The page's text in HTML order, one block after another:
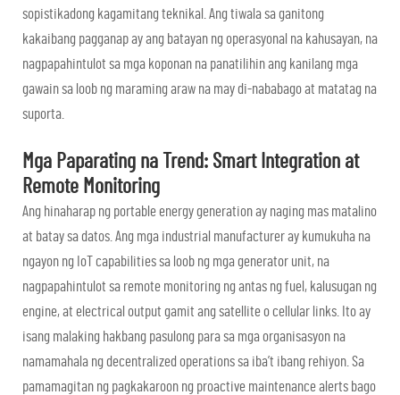
sopistikadong kagamitang teknikal. Ang tiwala sa ganitong
kakaibang pagganap ay ang batayan ng operasyonal na kahusayan, na
nagpapahintulot sa mga koponan na panatilihin ang kanilang mga
gawain sa loob ng maraming araw na may di-nababago at matatag na
suporta.
Mga Paparating na Trend: Smart Integration at
Remote Monitoring
Ang hinaharap ng portable energy generation ay naging mas matalino
at batay sa datos. Ang mga industrial manufacturer ay kumukuha na
ngayon ng IoT capabilities sa loob ng mga generator unit, na
nagpapahintulot sa remote monitoring ng antas ng fuel, kalusugan ng
engine, at electrical output gamit ang satellite o cellular links. Ito ay
isang malaking hakbang pasulong para sa mga organisasyon na
namamahala ng decentralized operations sa iba’t ibang rehiyon. Sa
pamamagitan ng pagkakaroon ng proactive maintenance alerts bago